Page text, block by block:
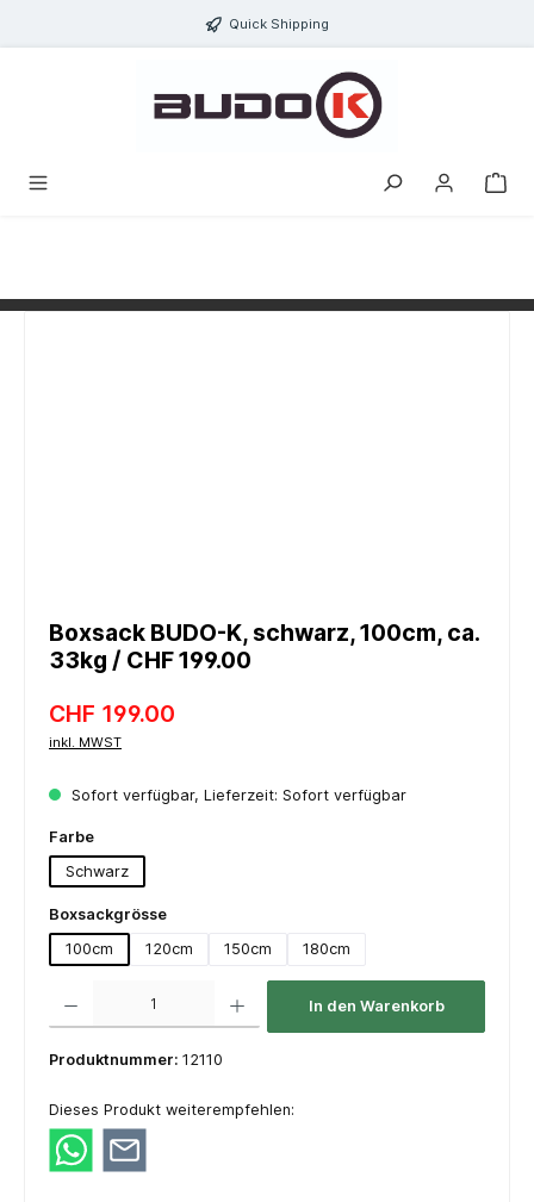
Quick Shipping
Boxsack BUDO-K, schwarz, 100cm, ca.
33kg / CHF 199.00
CHF 199.00
inkl. MWST
Sofort verfügbar, Lieferzeit: Sofort verfügbar
Farbeauswählen
Schwarz
Boxsackgrösseauswählen
100cm
120cm 150cm 180cm
In den Warenkorb
Produktnummer: 12110
Dieses Produkt weiterempfehlen: